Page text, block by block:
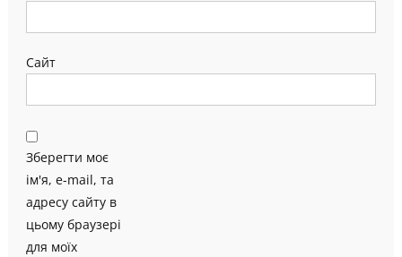
Сайт
Зберегти моє
ім'я, e-mail, та
адресу сайту в
цьому браузері
для моїх